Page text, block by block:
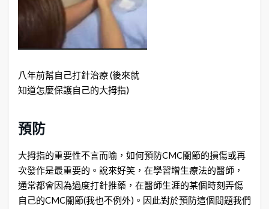
八年前幫自己打針治療 (後來就
知道怎麼保護自己的大拇指)
預防
大拇指的重要性不言而喻，如何預防CMC關節的損傷或再
次發作是最重要的。說來好笑，在學習增生療法的醫師，
通常都會因為過度打針推藥，在醫師生涯的某個時刻弄傷
自己的CMC關節(我也不例外)。因此對於預防這個問題我們